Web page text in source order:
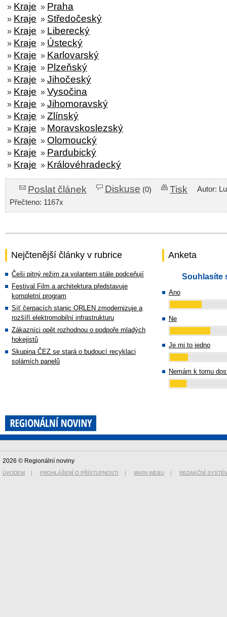
» Kraje » Praha
» Kraje » Středočeský
» Kraje » Liberecký
» Kraje » Ústecký
» Kraje » Karlovarský
» Kraje » Plzeňský
» Kraje » Jihočeský
» Kraje » Vysočina
» Kraje » Jihomoravský
» Kraje » Zlínský
» Kraje » Moravskoslezský
» Kraje » Olomoucký
» Kraje » Pardubický
» Kraje » Královéhradecký
Poslat článek Diskuse (0) Tisk
Autor:
Přečteno: 1167x
Nejčtenější články v rubrice
Češi pitný režim za volantem stále podceňují
Festival Film a architektura představuje
kompletní program
Síť čerpacích stanic ORLEN zmodernizuje a
rozšíří elektromobilní infrastrukturu
Zákazníci opět rozhodnou o podpoře mladých
hokejistů
Skupina ČEZ se stará o budoucí recyklaci
solárních panelů
Anketa
Souhlasíte
Ano
Ne
Je mi to jedno
Nemám k tomu
2026 © Regionální noviny
ÚVODEM | PROHLÁŠENÍ O PŘÍSTUPNOSTI | MAPA WEBU | REDAKČNÍ